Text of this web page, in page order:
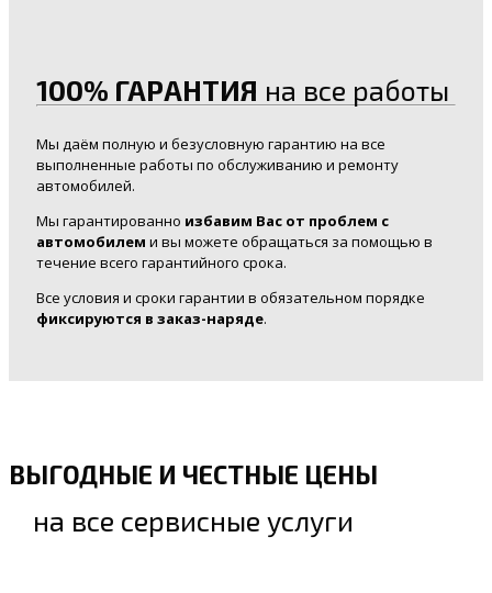
100% ГАРАНТИЯ на все работы
Мы даём полную и безусловную гарантию на все
выполненные работы по обслуживанию и ремонту
автомобилей.
Мы гарантированно избавим Вас от проблем с
автомобилем и вы можете обращаться за помощью в
течение всего гарантийного срока.
Все условия и сроки гарантии в обязательном порядке
фиксируются в заказ-наряде.
ВЫГОДНЫЕ И ЧЕСТНЫЕ ЦЕНЫ
на все сервисные услуги